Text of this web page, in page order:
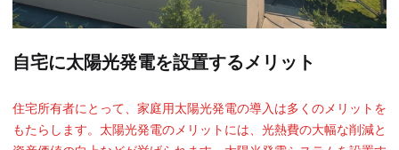
自宅に太陽光発電を設置するメリット
住宅所有者にとって、家庭用太陽光発電の導入は多くのメリットを
もたらします。太陽光発電のメリットには、光熱費の大幅な削減と